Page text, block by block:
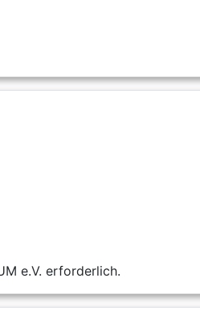
e.V. erforderlich.